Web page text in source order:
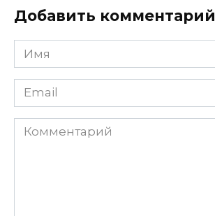
Добавить комментарий
Имя
Email
Комментарий